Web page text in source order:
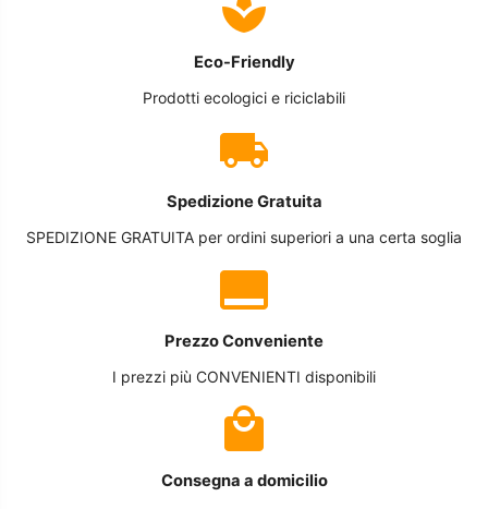
Eco-Friendly
Prodotti ecologici e riciclabili
Spedizione Gratuita
SPEDIZIONE GRATUITA per ordini superiori a una certa soglia
Prezzo Conveniente
I prezzi più CONVENIENTI disponibili
Consegna a domicilio